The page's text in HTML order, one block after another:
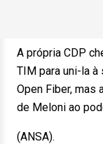
A própria CDP
TIM para uni-la
Open Fiber, mas
de Meloni ao
(ANSA).